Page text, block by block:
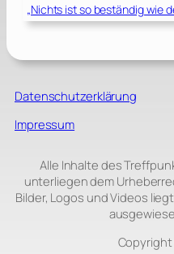
„Nichts ist so beständig wie
Datenschutzerklärung
Impressum
Alle Inhalte des
unterliegen dem
Bilder, Logos und Videos
Copyright